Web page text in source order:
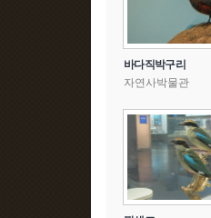
바다직박구리
자연사박물관